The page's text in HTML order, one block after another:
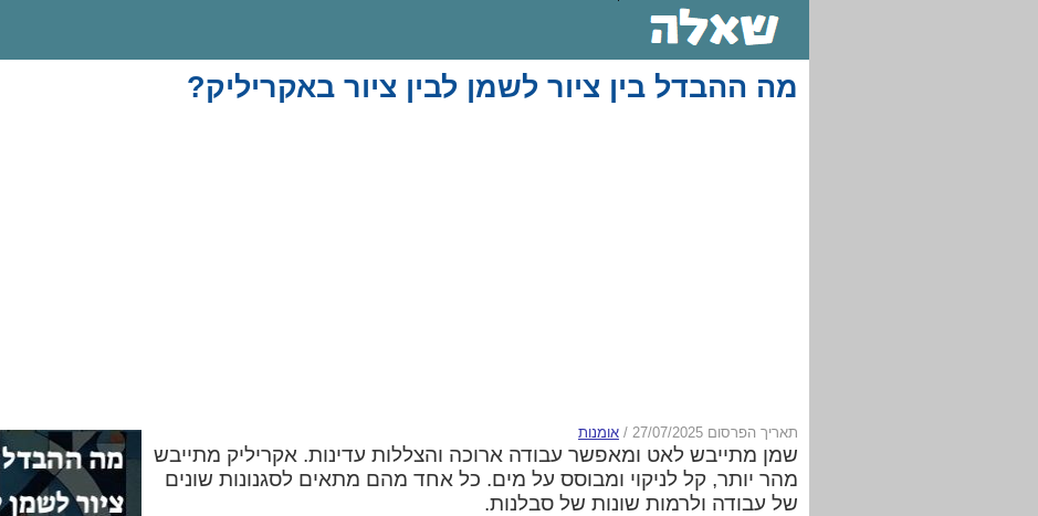
מה ההבדל בין ציור לשמן לבין ציור באקריליק?
תאריך הפרסום 27/07/2025 / אומנות
שמן מתייבש לאט ומאפשר עבודה ארוכה והצללות עדינות. אקריליק מתייבש
מהר יותר, קל לניקוי ומבוסס על מים. כל אחד מהם מתאים לסגנונות שונים
של עבודה ולרמות שונות של סבלנות.